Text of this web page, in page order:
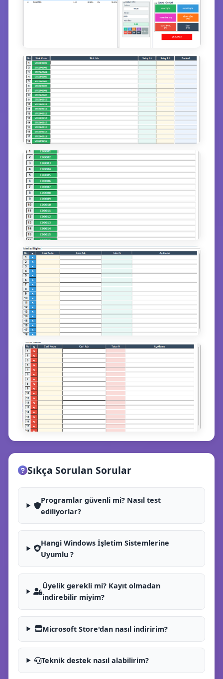
Sıkça Sorulan Sorular
Programlar güvenli mi? Nasıl test
ediliyorlar?
Hangi Windows İşletim Sistemlerine
Uyumlu ?
Üyelik gerekli mi? Kayıt olmadan
indirebilir miyim?
Microsoft Store'dan nasıl indiririm?
Teknik destek nasıl alabilirim?